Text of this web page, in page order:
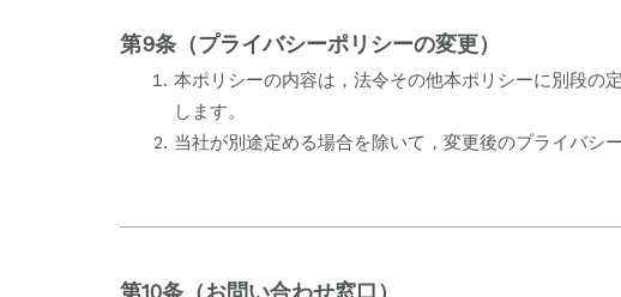
第9条（プライバシーポリシーの変更）
本ポリシーの内容は，法令その他本ポリシーに別段の
します。
当社が別途定める場合を除いて，変更後のプライバシ
第10条（お問い合わせ窓口）